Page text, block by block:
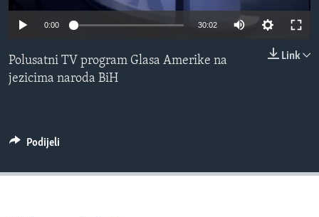
MAGAZIN
Learning English
0:00 30:02
Link
Polusatni TV program Glasa Amerike na
jezicima naroda BiH
Podijeli